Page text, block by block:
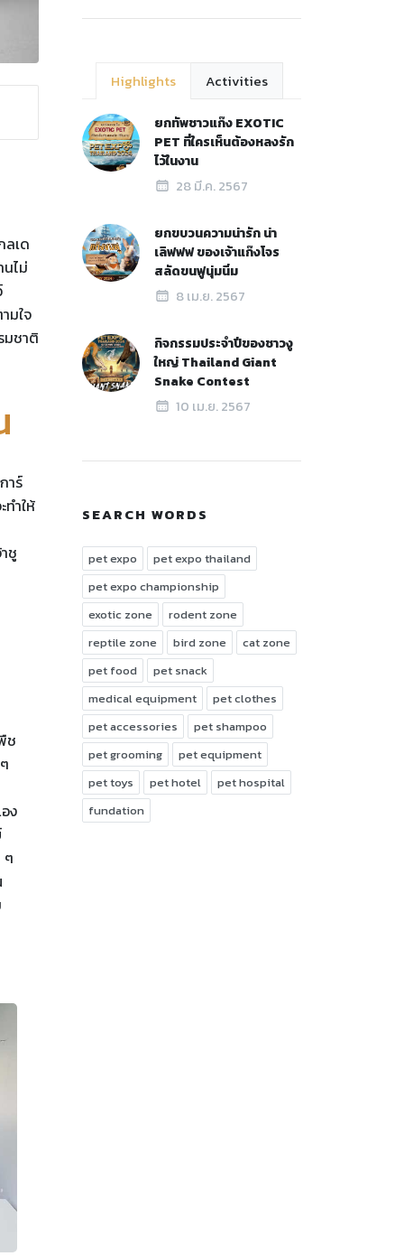
ลเด
ไม่
มใจ
มชาติ
าร์
ำให้
ชู
ช
ง
ๆ
Highlights Activities
ยกทัพชาวแก๊ง EXOTIC
PET ที่ใครเห็นต้องหลงรัก
ไว้ในงาน
28 มี.ค. 2567
ยกขบวนความน่ารัก น่า
เลิฟฟฟ ของเจ้าแก๊งโจร
สลัดขนฟูนุ่มนิ่ม
8 เม.ย. 2567
กิจกรรมประจำปีของชาวงู
ใหญ่ Thailand Giant
Snake Contest
10 เม.ย. 2567
SEARCH WORDS
pet expo
pet expo thailand
pet expo championship
exotic zone
rodent zone
reptile zone
bird zone
cat zone
pet food
pet snack
medical equipment
pet clothes
pet accessories
pet shampoo
pet grooming
pet equipment
pet toys
pet hotel
pet hospital
fundation